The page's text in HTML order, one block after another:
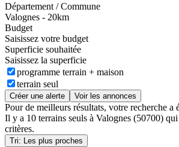
Département / Commune
Valognes - 20km
Budget
Saisissez votre budget
Superficie souhaitée
Saisissez la superficie
programme terrain + maison
terrain seul
Créer une alerte Voir les annonces
Pour de meilleurs résultats, votre recherche a
Il y a 10 terrains seuls à Valognes (50700) qui
critères.
Tri: Les plus proches